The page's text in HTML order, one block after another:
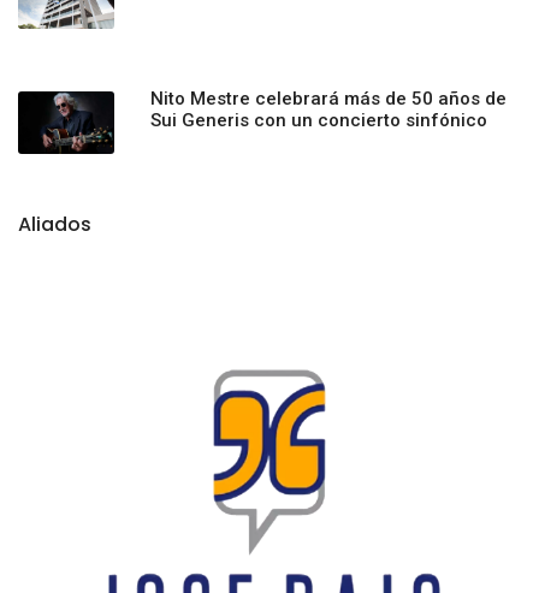
Nito Mestre celebrará más de 50 años de
Sui Generis con un concierto sinfónico
Aliados